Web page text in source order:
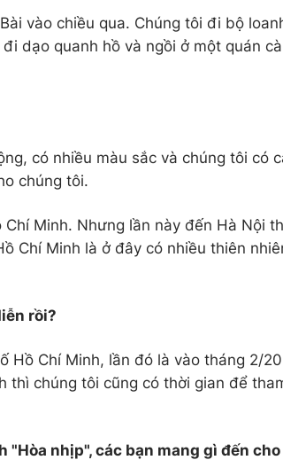
vào chiều qua. Chúng tôi đi bộ
dạo quanh hồ và ngồi ở một quán
có nhiều màu sắc và chúng tôi có
chúng tôi.
Minh. Nhưng lần này đến Hà Nội
Chí Minh là ở đây có nhiều thiên
rồi?
Hồ Chí Minh, lần đó là vào tháng 2/
thì chúng tôi cũng có thời gian để
nhịp", các bạn mang gì đến cho